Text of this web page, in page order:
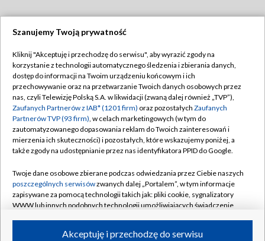
TVP
Abonament TVP
Emisja w TVP
Centrum informacji TVP
Naziemna Telewizja Cyfrowa
Rada Programowa
System NOS
Informacje o nadawcy
Regulamin TVP
Polityka prywatności
Moje zgody
Pomoc
Kontakt
Kanały
Szanujemy Twoją prywatność
Kliknij "Akceptuję i przechodzę do serwisu", aby wyrazić zgody na
korzystanie z technologii automatycznego śledzenia i zbierania danych,
dostęp do informacji na Twoim urządzeniu końcowym i ich
przechowywanie oraz na przetwarzanie Twoich danych osobowych przez
nas, czyli Telewizję Polską S.A. w likwidacji (zwaną dalej również „TVP”),
Zaufanych Partnerów z IAB* (1201 firm) oraz pozostałych Zaufanych
Partnerów TVP (93 firm), w celach marketingowych (w tym do
zautomatyzowanego dopasowania reklam do Twoich zainteresowań i
mierzenia ich skuteczności) i pozostałych, które wskazujemy poniżej, a
także zgody na udostępnianie przez nas identyfikatora PPID do Google.
Twoje dane osobowe zbierane podczas odwiedzania przez Ciebie naszych
poszczególnych serwisówzwanych dalej „Portalem”, w tym informacje
zapisywane za pomocą technologii takich jak: pliki cookie, sygnalizatory
WWW lub innych podobnych technologii umożliwiających świadczenie
ruchu w Internecie.Akceptuję i przechodzę do serwisu